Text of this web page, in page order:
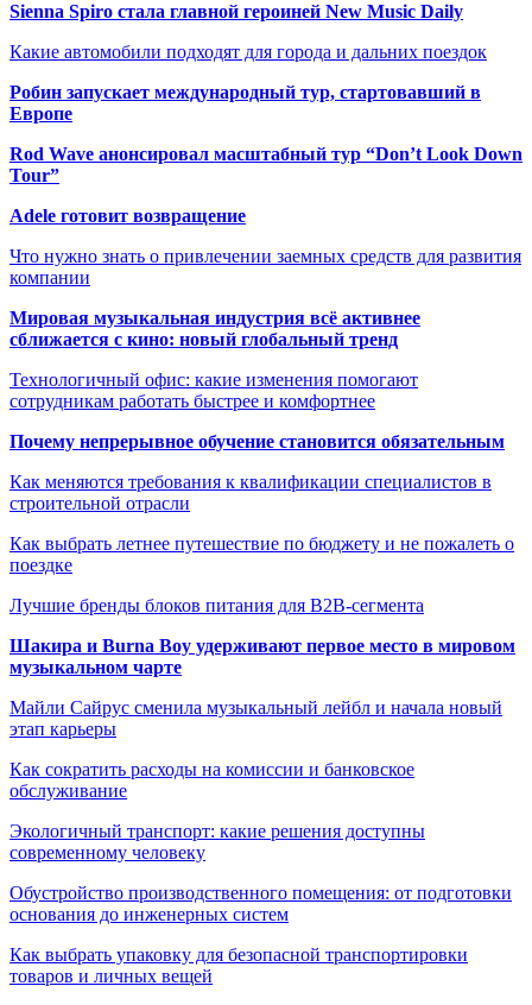
Sienna Spiro стала главной героиней New Music Daily
Какие автомобили подходят для города и дальних поездок
Робин запускает международный тур, стартовавший в
Европе
Rod Wave анонсировал масштабный тур “Don’t Look Down
Tour”
Adele готовит возвращение
Что нужно знать о привлечении заемных средств для развития
компании
Мировая музыкальная индустрия всё активнее
сближается с кино: новый глобальный тренд
Технологичный офис: какие изменения помогают
сотрудникам работать быстрее и комфортнее
Почему непрерывное обучение становится обязательным
Как меняются требования к квалификации специалистов в
строительной отрасли
Как выбрать летнее путешествие по бюджету и не пожалеть о
поездке
Лучшие бренды блоков питания для B2B-сегмента
Шакира и Burna Boy удерживают первое место в мировом
музыкальном чарте
Майли Сайрус сменила музыкальный лейбл и начала новый
этап карьеры
Как сократить расходы на комиссии и банковское
обслуживание
Экологичный транспорт: какие решения доступны
современному человеку
Обустройство производственного помещения: от подготовки
основания до инженерных систем
Как выбрать упаковку для безопасной транспортировки
товаров и личных вещей